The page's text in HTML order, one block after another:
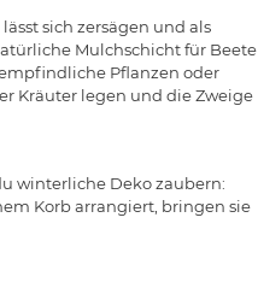
sich zersägen und als
Mulchschicht für Beete
Pflanzen oder
Kräuter legen und die Zweige
winterliche Deko zaubern:
Korb arrangiert, bringen sie